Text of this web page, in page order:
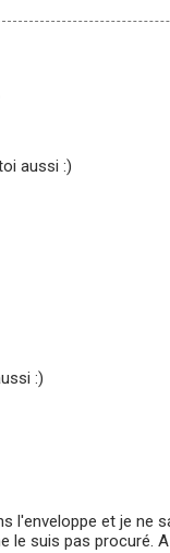
aussi :)
:)
l'enveloppe et je ne
suis pas procuré.